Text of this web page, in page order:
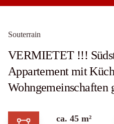
Souterrain
VERMIETET !!!
Appartement mit
Wohngemeinschaften
ca. 45 m²